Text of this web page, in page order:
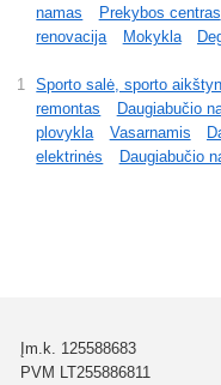
namas
Prekybos centras
renovacija
Mokykla
1
Sporto salė, sporto
remontas
Daugiabučio
plovykla
Vasarnamis
elektrinės
Daugiabučio
Įm.k. 125588683
PVM LT255886811